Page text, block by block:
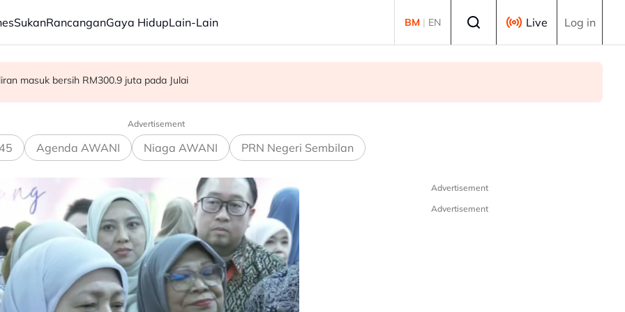
SukanRancanganGaya HidupLain-Lain BM | EN Live Log in
hadapi demensia menjelang 2030 - Hanifah
masuk bersih RM300.9 juta pada Julai
kepada hampir 12,000
Advertisement
Agenda AWANI Niaga AWANI PRN Negeri Sembilan
Advertisement
Advertisement